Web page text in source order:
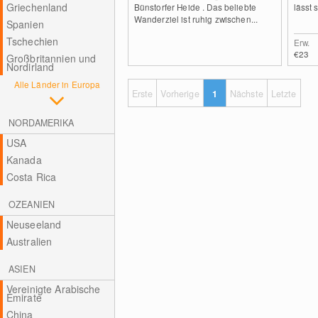
Griechenland
Spanien
Tschechien
Großbritannien und
Nordirland
Alle Länder in Europa
NORDAMERIKA
USA
Kanada
Costa Rica
OZEANIEN
Neuseeland
Australien
ASIEN
Vereinigte Arabische
Emirate
China
Bünstorfer Heide . Das beliebte
Wanderziel ist ruhig zwischen...
lässt
Erw.
€23
Erste Vorherige 1 Nächste Letzte